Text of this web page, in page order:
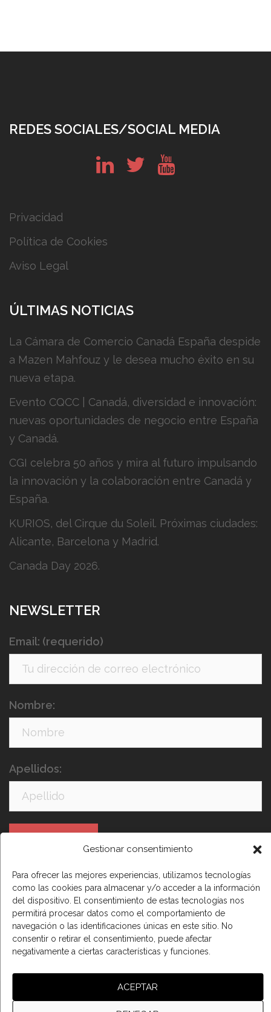
Gestionar consentimiento
Para ofrecer las mejores experiencias, utilizamos tecnologías
como las cookies para almacenar y/o acceder a la información
del dispositivo. El consentimiento de estas tecnologías nos
permitirá procesar datos como el comportamiento de
navegación o las identificaciones únicas en este sitio. No
consentir o retirar el consentimiento, puede afectar
negativamente a ciertas características y funciones.
ACEPTAR
REDES SOCIALES/SOCIAL MEDIA
Privacidad
Política de Cookies
Aviso Legal
ÚLTIMAS NOTICIAS
La Cámara de Comercio Canadá España despide
a Mazen Mahfouz y le desea mucho éxito en su
nueva etapa.
Evento CQCC | Canadá, diversidad e innovación:
nuevas oportunidades de negocio entre España
y Canadá.
CGI celebra 50 años y mira al futuro impulsando
la innovación y la colaboración entre Canadá y
España.
KURIOS, del Cirque du Soleil. Próximas ciudades:
Alicante, Barcelona y Madrid.
Canada Day 2026.
NEWSLETTER
Email: (requerido)
Nombre:
Apellidos:
He leído y acepto los términos y condiciones
© 2026 Cámara de comercio Canadá España.